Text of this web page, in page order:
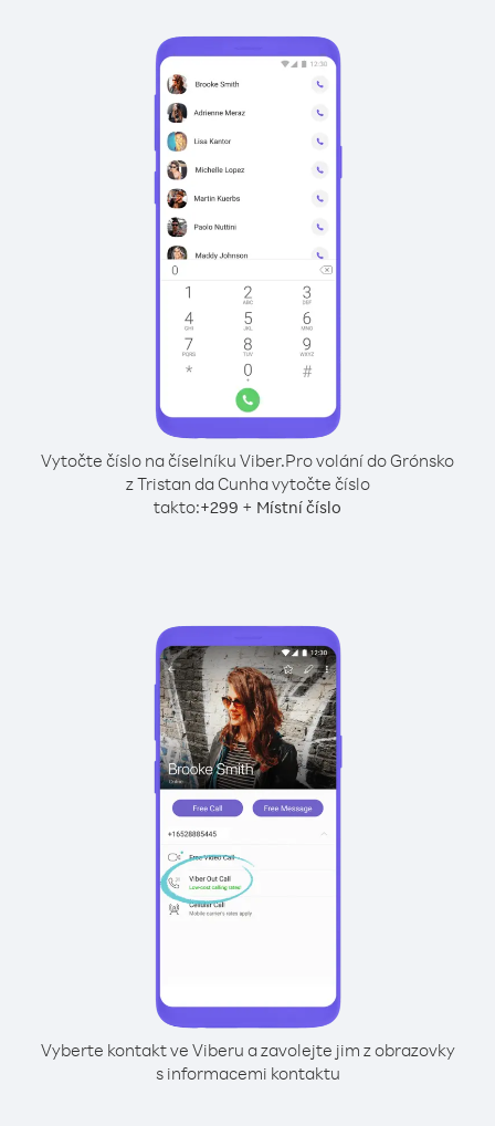
Vytočte číslo na číselníku Viber.Pro volání do Grónsko
z Tristan da Cunha vytočte číslo
takto:+299 + Místní číslo
Vyberte kontakt ve Viberu a zavolejte jim z obrazovky
s informacemi kontaktu